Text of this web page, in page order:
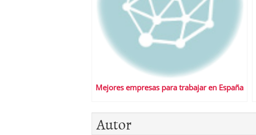
Mejores empresas para trabajar en España
Autor